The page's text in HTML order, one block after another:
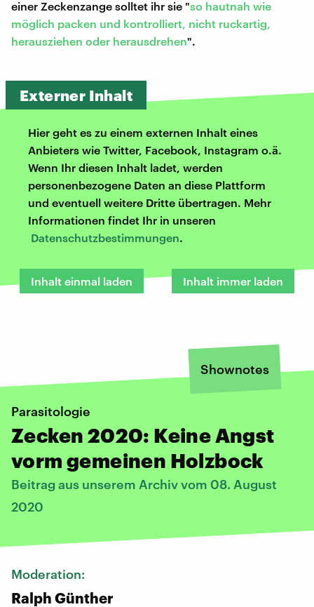
einer Zeckenzange solltet ihr sie "so hautnah wie
möglich packen und kontrolliert, nicht ruckartig,
herausziehen oder herausdrehen".
Externer Inhalt
Hier geht es zu einem externen Inhalt eines
Anbieters wie Twitter, Facebook, Instagram o.ä.
Wenn Ihr diesen Inhalt ladet, werden
personenbezogene Daten an diese Plattform
und eventuell weitere Dritte übertragen. Mehr
Informationen findet Ihr in unseren
Datenschutzbestimmungen.
Inhalt einmal laden Inhalt immer laden
Shownotes
Parasitologie
Zecken 2020: Keine Angst
vorm gemeinen Holzbock
Beitrag aus unserem Archiv vom 08. August
2020
Moderation:
Ralph Günther